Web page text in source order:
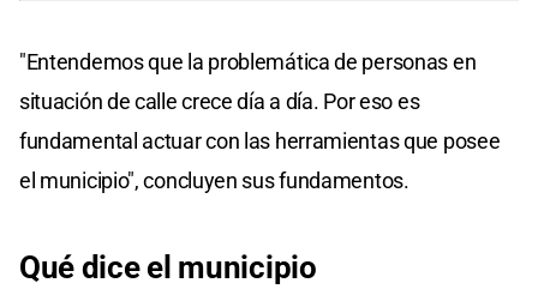
"Entendemos que la problemática de personas en
situación de calle crece día a día. Por eso es
fundamental actuar con las herramientas que posee
el municipio", concluyen sus fundamentos.
Qué dice el municipio